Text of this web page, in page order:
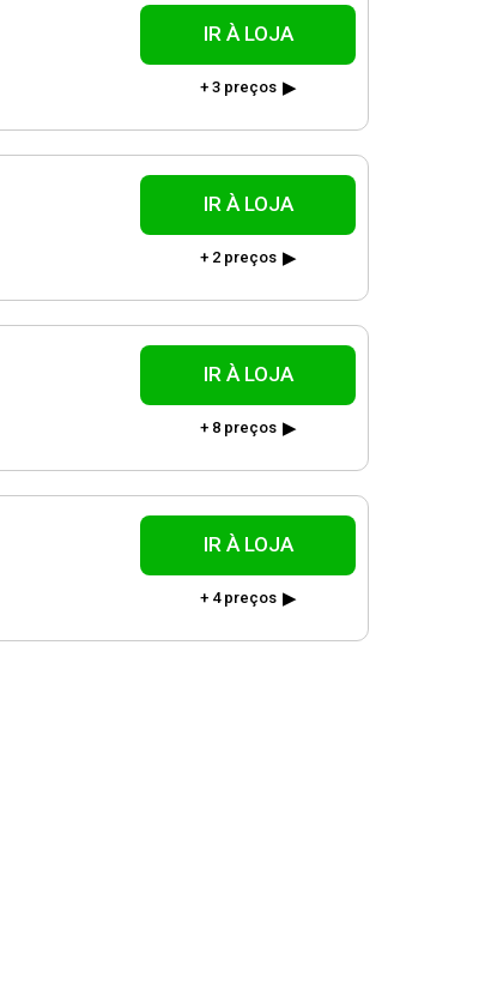
IR À LOJA
+ 3 preços
IR À LOJA
+ 2 preços
IR À LOJA
+ 8 preços
IR À LOJA
+ 4 preços